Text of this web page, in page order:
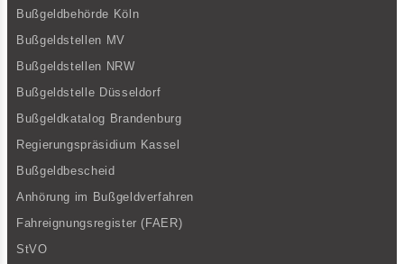
Bußgeldbehörde Köln
Bußgeldstellen MV
Bußgeldstellen NRW
Bußgeldstelle Düsseldorf
Bußgeldkatalog Brandenburg
Regierungspräsidium Kassel
Bußgeldbescheid
Anhörung im Bußgeldverfahren
Fahreignungsregister (FAER)
StVO